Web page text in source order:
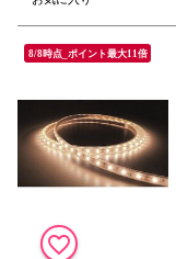
8/8時点_ポイント最大11倍